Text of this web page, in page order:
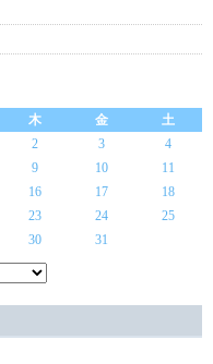
木 金
土
2 3
4
9 10
11
16 17
18
23 24
25
30 31